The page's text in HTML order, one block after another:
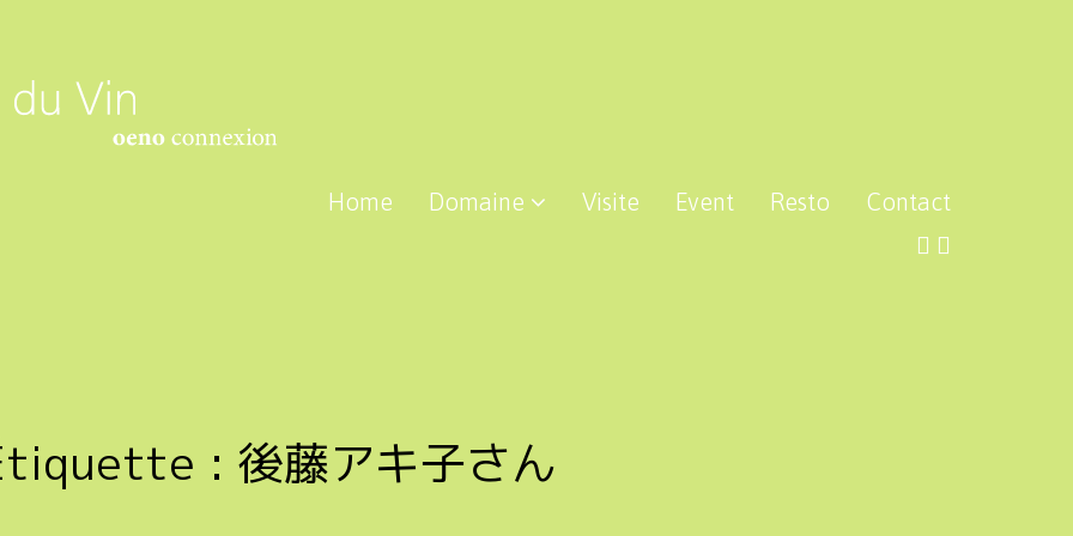
Home Domaine Visite Event Resto Contact
: 後藤アキ子さん